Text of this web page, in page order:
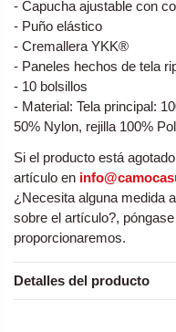
- Capucha ajustable con
- Puño elástico
- Cremallera YKK®
- Paneles hechos de tela
- 10 bolsillos
- Material: Tela principal:
50% Nylon, rejilla 100%
Si el producto está
artículo en
¿Necesita alguna medida
sobre el artículo?,
proporcionaremos.
Detalles del producto